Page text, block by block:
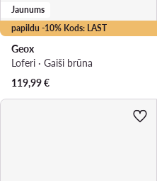
papildu -10% Kods: LAST
Jaunums
Geox
Loferi · Gaiši brūna
119,99€